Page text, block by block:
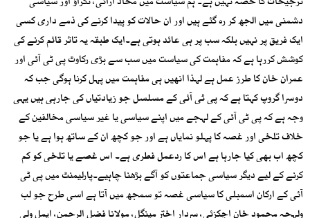
دشمنی میں الجھ کر رہ گئے ہیں اور ان حالات کو پیدا کرنے کی ذمے داری کسی
ایک فریق پر نہیں بلکہ سب پر ہی عائد ہوتی ہے۔ایک طبقہ یہ تاثر قائم کرنے کی
کوشش کررہا ہے کہ مفاہمت کی سیاست میں سب سے بڑی رکاوٹ پی ٹی آئی اور
عمران خان کا طرز عمل ہے لہذا انھیں ہی مفاہمت میں پہل کرنا ہوگی جب کہ
دوسرا گروپ کہتا ہے کہ پی ٹی آئی کے مسلسل جو زیادتیاں کی جارہی ہیں یہی
وجہ ہے کہ پی ٹی آئی کے لہجے میں اپنے سیاسی یا غیر سیاسی مخالفین کے
خلاف تلخی اور غصہ کا پہلو نمایاں ہے اور جو کچھ ان کے ساتھ ہوا ہے یا جو
کچھ اب بھی کیا جارہا ہے اس کا ردعمل فطری ہے۔ اس غصے یا تلخی کو کم
کرنے کے لیے دیگر سیاسی جماعتوں کو آگے بڑھنا چاہیے۔پارلیمنٹ میں پی ٹی
آئی کے ارکان اسمبلی کا سیاسی غصہ تو سمجھ میں آتا ہے اسی طرح جو لب